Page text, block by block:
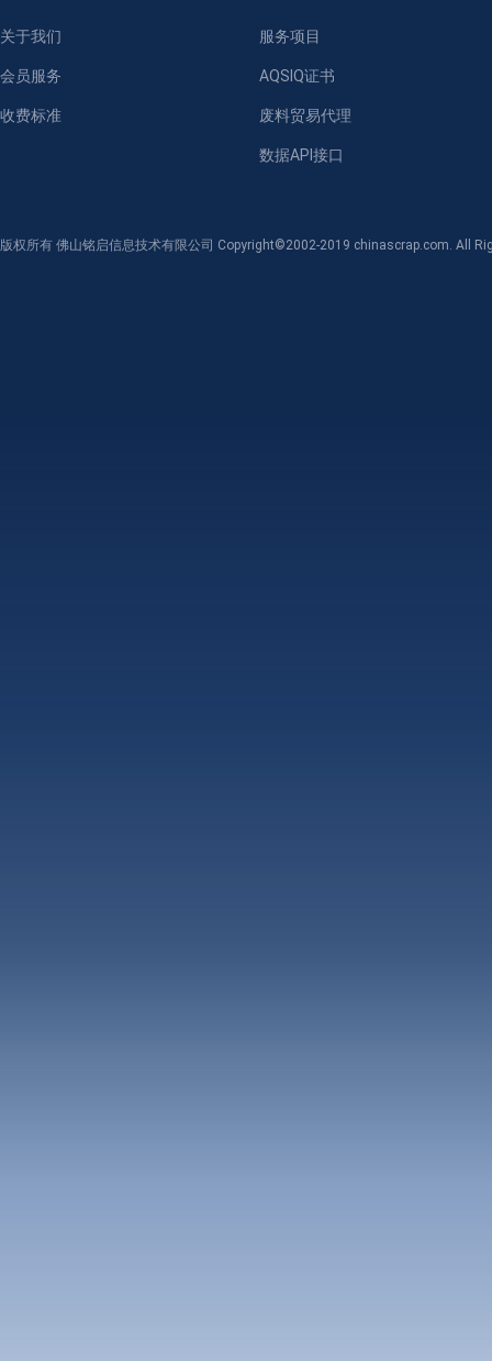
关于我们
会员服务
收费标准
服务项目
AQSIQ证书
废料贸易代理
数据API接口
版权所有 佛山铭启信息技术有限公司 Copyright©2002-2019 chinascrap.com. All